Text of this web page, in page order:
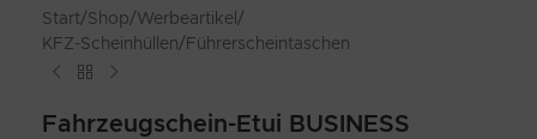
Start/Shop/Werbeartikel /
KFZ-Scheinhüllen/Führerscheintaschen
Fahrzeugschein-Etui BUSINESS